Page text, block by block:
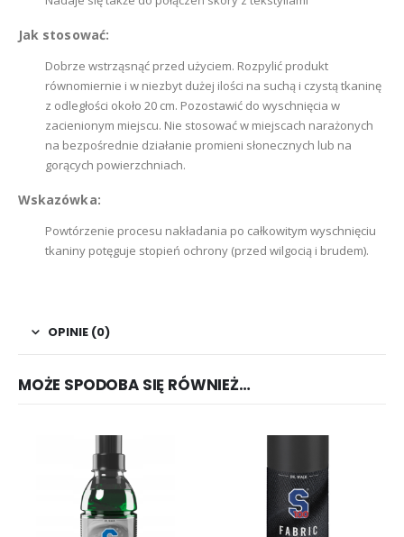
Jak stosować:
Dobrze wstrząsnąć przed użyciem. Rozpylić produkt
równomiernie i w niezbyt dużej ilości na suchą i czystą tkaninę
z odległości około 20 cm. Pozostawić do wyschnięcia w
zacienionym miejscu. Nie stosować w miejscach narażonych
na bezpośrednie działanie promieni słonecznych lub na
gorących powierzchniach.
Wskazówka:
Powtórzenie procesu nakładania po całkowitym wyschnięciu
tkaniny potęguje stopień ochrony (przed wilgocią i brudem).
OPINIE (0)
MOŻE SPODOBA SIĘ RÓWNIEŻ…